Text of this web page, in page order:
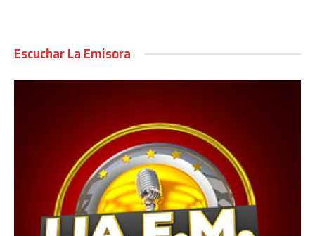
Escuchar La Emisora